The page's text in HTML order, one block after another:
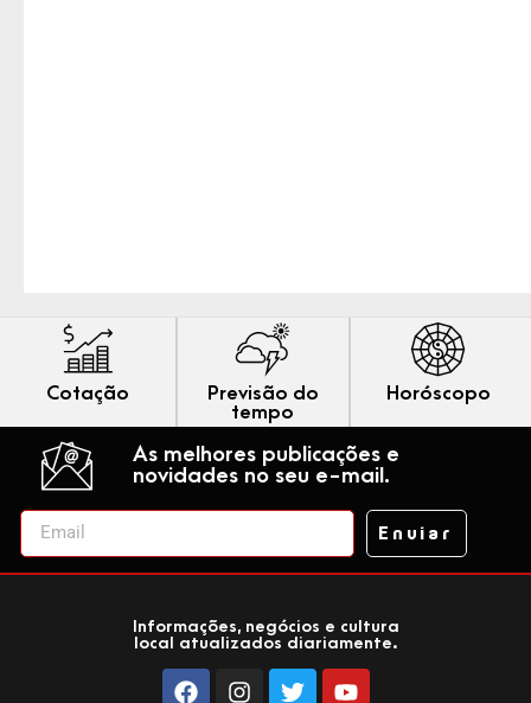
Cotação
Previsão do
tempo
Horóscopo
As melhores publicações e
novidades no seu e-mail.
Enviar
Informações, negócios e cultura
local atualizados diariamente.